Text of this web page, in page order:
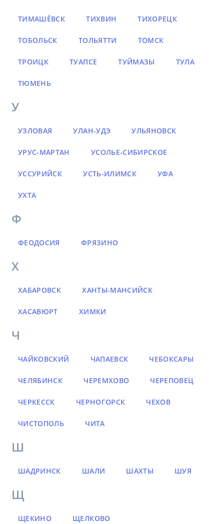
ТИМАШЁВСК ТИХВИН ТИХОРЕЦК
ТОБОЛЬСК ТОЛЬЯТТИ ТОМСК
ТРОИЦК ТУАПСЕ ТУЙМАЗЫ ТУЛА
ТЮМЕНЬ
У
УЗЛОВАЯ УЛАН-УДЭ УЛЬЯНОВСК
УРУС-МАРТАН УСОЛЬЕ-СИБИРСКОЕ
УССУРИЙСК УСТЬ-ИЛИМСК УФА
УХТА
Ф
ФЕОДОСИЯ ФРЯЗИНО
Х
ХАБАРОВСК ХАНТЫ-МАНСИЙСК
ХАСАВЮРТ ХИМКИ
Ч
ЧАЙКОВСКИЙ ЧАПАЕВСК ЧЕБОКСАРЫ
ЧЕЛЯБИНСК ЧЕРЕМХОВО ЧЕРЕПОВЕЦ
ЧЕРКЕССК ЧЕРНОГОРСК ЧЕХОВ
ЧИСТОПОЛЬ ЧИТА
Ш
ШАДРИНСК ШАЛИ ШАХТЫ ШУЯ
Щ
ЩЕКИНО ЩЕЛКОВО